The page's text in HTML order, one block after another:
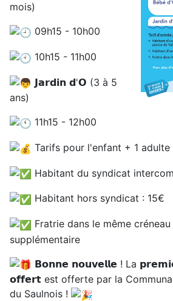
mois)
09h15 - 10h00
10h15 - 11h00
𝗝𝗮𝗿𝗱𝗶𝗻 𝗱'𝗢 (3 à 5
ans)
11h15 - 12h00
Tarifs pour l'enfant + 1
Habitant du syndicat
Habitant hors syndicat : 15€
Fratrie dans le même
supplémentaire
𝗕𝗼𝗻𝗻𝗲 𝗻𝗼𝘂𝘃𝗲𝗹𝗹𝗲 ! La
𝗼𝗳𝗳𝗲𝗿𝘁 est offerte par la
du Saulnois !